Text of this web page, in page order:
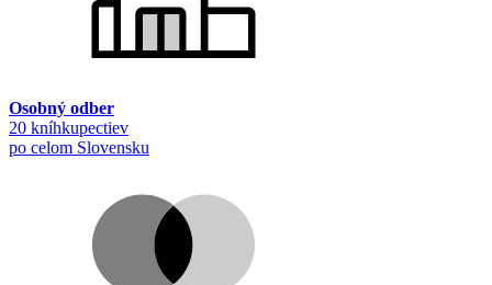
Osobný odber
20 kníhkupectiev
po celom Slovensku